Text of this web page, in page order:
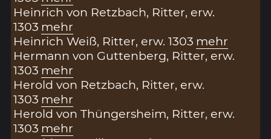
Heinrich von Retzbach, Ritter, erw.
1303 mehr
Heinrich Weiß, Ritter, erw. 1303 mehr
Hermann von Guttenberg, Ritter, erw.
1303 mehr
Herold von Retzbach, Ritter, erw.
1303 mehr
Herold von Thüngersheim, Ritter, erw.
1303 mehr